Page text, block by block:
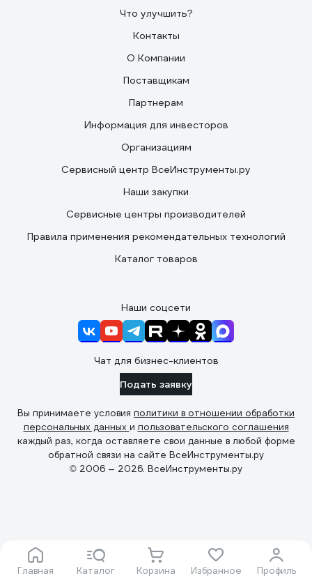
Главная Каталог Корзина Избранное Профиль
Что улучшить?
Контакты
О Компании
Поставщикам
Партнерам
Информация для инвесторов
Организациям
Сервисный центр ВсеИнструменты.ру
Наши закупки
Сервисные центры производителей
Правила применения рекомендательных технологий
Каталог товаров
Наши соцсети
Чат для бизнес-клиентов
Подать заявку
Вы принимаете условия политики в отношении обработки
персональных данных и пользовательского соглашения
каждый раз, когда оставляете свои данные в любой форме
обратной связи на сайте ВсеИнструменты.ру
© 2006 — 2026. ВсеИнструменты.ру